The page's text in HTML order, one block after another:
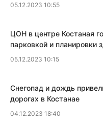
05.12.2023 10:55
​ЦОН в центре Костаная
парковкой и планировки
05.12.2023 10:15
Снегопад и дождь
дорогах в Костанае
04.12.2023 18:40